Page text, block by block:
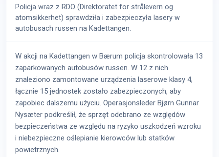
Policja wraz z RDO (Direktoratet for strålevern og
atomsikkerhet) sprawdziła i zabezpieczyła lasery w
autobusach russen na Kadettangen.
W akcji na Kadettangen w Bærum policja skontrolowała 13
zaparkowanych autobusów russen. W 12 z nich
znaleziono zamontowane urządzenia laserowe klasy 4,
łącznie 15 jednostek zostało zabezpieczonych, aby
zapobiec dalszemu użyciu. Operasjonsleder Bjørn Gunnar
Nysæter podkreślił, że sprzęt odebrano ze względów
bezpieczeństwa ze względu na ryzyko uszkodzeń wzroku
i niebezpieczne oślepianie kierowców lub statków
powietrznych.